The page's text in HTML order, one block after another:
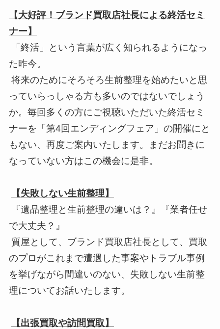
【大好評！ブランド買取店社長による終活セミ
ナー】
「終活」という言葉が広く知られるようになっ
た昨今。
将来のためにそろそろ生前整理を始めたいと思
っていらっしゃる方も多いのではないでしょう
か。毎回多くの方にご視聴いただいた終活セミ
ナーを「第4回エンディングフェア」の開催にと
もない、再度ご案内いたします。まだお聞きに
なっていない方はこの機会に是非。
【失敗しない生前整理】
『遺品整理と生前整理の違いは？』『業者任せ
で大丈夫？』
質屋として、ブランド買取店社長として、買取
のプロがこれまで遭遇した事案やトラブル事例
を挙げながら間違いのない、失敗しない生前整
理についてお話いたします。
【出張買取や訪問買取】